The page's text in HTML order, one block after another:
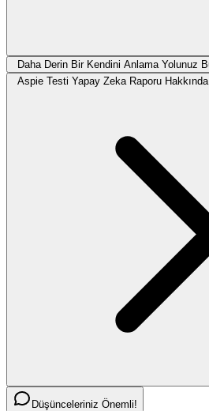
Daha Derin Bir Kendini Anlama Yolunuz
Aspie Testi Yapay Zeka Raporu
Düşünceleriniz Önemli!